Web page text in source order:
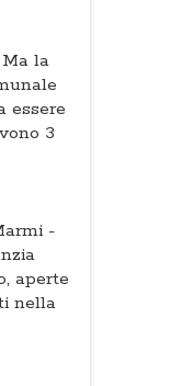
Ma la
essere
3
-
aperte
nella